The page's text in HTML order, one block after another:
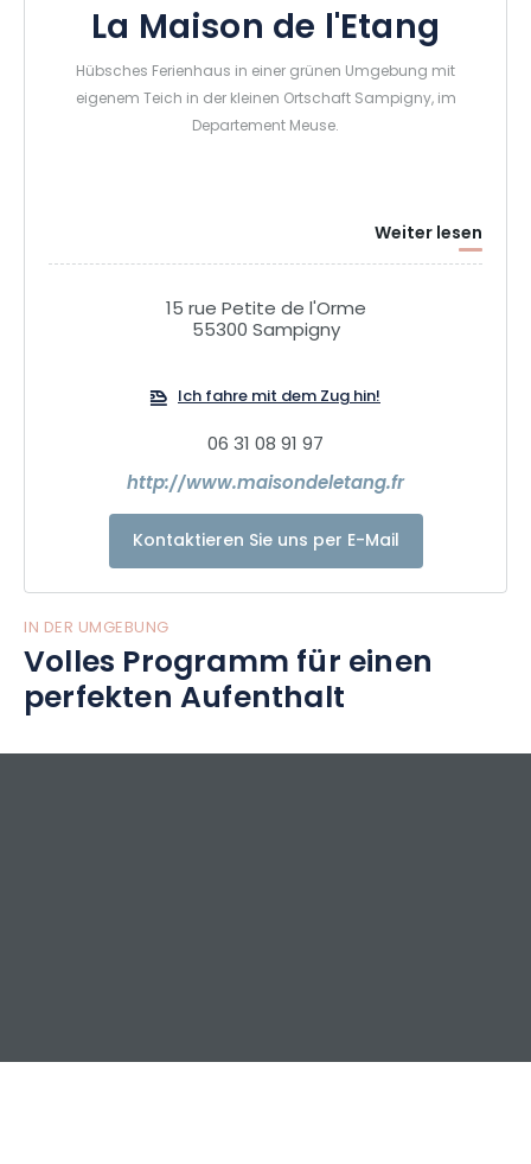
La Maison de l'Etang
Hübsches Ferienhaus in einer grünen Umgebung mit
eigenem Teich in der kleinen Ortschaft Sampigny, im
Departement Meuse.
Weiter lesen
15 rue Petite de l'Orme
55300 Sampigny
Ich fahre mit dem Zug hin!
06 31 08 91 97
http://www.maisondeletang.fr
Kontaktieren Sie uns per E-Mail
IN DER UMGEBUNG
Volles Programm für einen
perfekten Aufenthalt